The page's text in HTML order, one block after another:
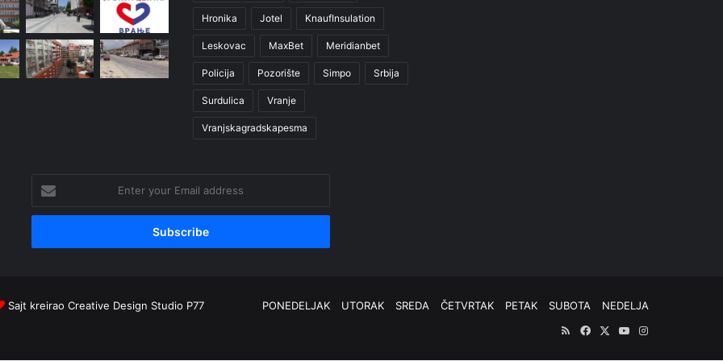
Hronika Jotel KnaufInsulation
Leskovac MaxBet Meridianbet
Policija Pozorište Simpo Srbija
Surdulica Vranje
Vranjskagradskapesma
your
Email
Sajt kreirao Creative Design Studio P77 PONEDELJAK UTORAK SREDA ČETVRTAK PETAK SUBOTA
NEDELJA
RSSFacebook
X YouTubeInstagram